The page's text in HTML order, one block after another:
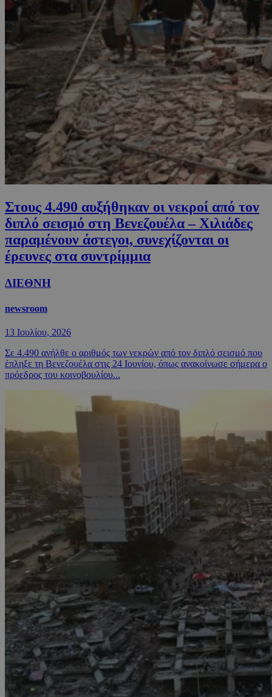
Στους 4.490 αυξήθηκαν οι νεκροί από τον
διπλό σεισμό στη Βενεζουέλα – Χιλιάδες
παραμένουν άστεγοι, συνεχίζονται οι
έρευνες στα συντρίμμια
ΔΙΕΘΝΗ
newsroom
13 Ιουλίου, 2026
Σε 4.490 ανήλθε ο αριθμός των νεκρών από τον διπλό σεισμό που
έπληξε τη Βενεζουέλα στις 24 Ιουνίου, όπως ανακοίνωσε σήμερα ο
πρόεδρος του κοινοβουλίου...